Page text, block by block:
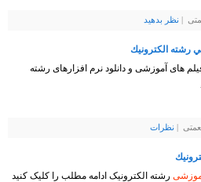
نظر بدهيد
رشته الكترونيك
های آموزشی و دانلود نرم افزارهای رشته
نظرات
رشته الکترونیک ادامه مطلب را کلیک کنید